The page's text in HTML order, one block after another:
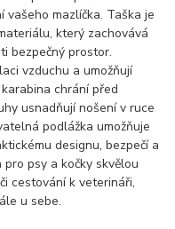
mazlíčka. Taška je
který zachovává
bezpečný prostor.
vzduchu a umožňují
chrání před
usnadňují nošení v ruce
podlážka umožňuje
designu, bezpečí a
psy a kočky skvělou
cestování k veterináři,
u sebe.